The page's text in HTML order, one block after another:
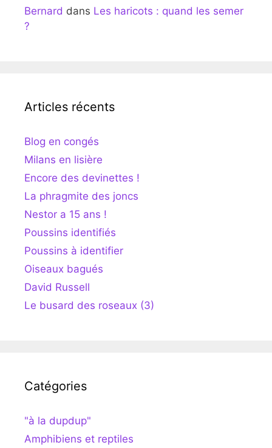
Bernard dans Les haricots : quand les semer
?
Articles récents
Blog en congés
Milans en lisière
Encore des devinettes !
La phragmite des joncs
Nestor a 15 ans !
Poussins identifiés
Poussins à identifier
Oiseaux bagués
David Russell
Le busard des roseaux (3)
Catégories
"à la dupdup"
Amphibiens et reptiles